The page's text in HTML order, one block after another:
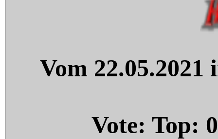
Vom
Vote: Top: 0